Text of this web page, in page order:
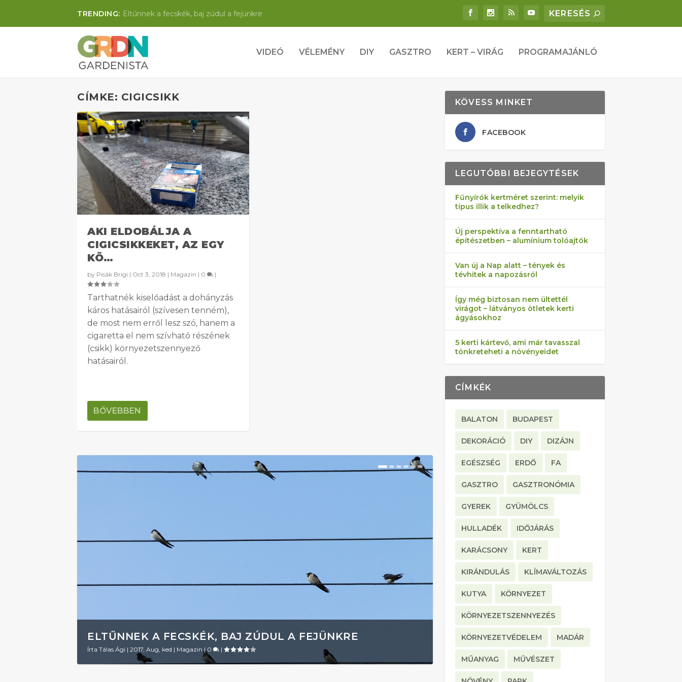
TRENDING: Eltűnnek a fecskék, baj zúdul a fejünkre
VIDEÓ VÉLEMÉNY DIY GASZTRO KERT – VIRÁG PROGRAMAJÁNLÓ
CÍMKE: CIGICSIKK
AKI ELDOBÁLJA A
CIGICSIKKEKET, AZ EGY
KÖ…
by Pisák Brigi | Oct 3, 2018 | Magazin | 0 |
Tarthatnék kiselőadást a dohányzás
káros hatásairól (szívesen tenném),
de most nem erről lesz szó, hanem a
cigaretta el nem szívható részének
(csikk) környezetszennyező
hatásairól.
BŐVEBBEN
ELTŰNNEK A FECSKÉK, BAJ ZÚDUL A FEJÜNKRE
Írta Tálas Ági | 2017, Aug, ked | Magazin | 0 |
KÖVESS MINKET
FACEBOOK
LEGUTÓBBI BEJEGYTÉSEK
Fűnyírók kertméret szerint: melyik
típus illik a telkedhez?
Új perspektíva a fenntartható
építészetben – alumínium tolóajtók
Van új a Nap alatt – tények és
tévhitek a napozásról
Így még biztosan nem ültettél
virágot – látványos ötletek kerti
ágyásokhoz
5 kerti kártevő, ami már tavasszal
tönkreteheti a növényeidet
CÍMKÉK
BALATON BUDAPEST
DEKORÁCIÓ DIY DIZÁJN
EGÉSZSÉG ERDŐ FA
GASZTRO GASZTRONÓMIA
GYEREK GYÜMÖLCS
HULLADÉK IDŐJÁRÁS
KARÁCSONY KERT
KIRÁNDULÁS KLÍMAVÁLTOZÁS
KUTYA KÖRNYEZET
KÖRNYEZETSZENNYEZÉS
KÖRNYEZETVÉDELEM MADÁR
MŰANYAG MŰVÉSZET